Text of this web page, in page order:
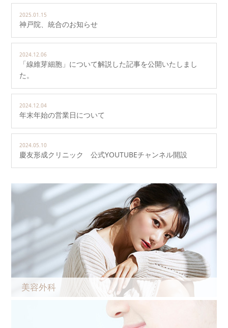
2025.01.15
神戸院、統合のお知らせ
2024.12.06
「線維芽細胞」について解説した記事を公開いたしまし
た。
2024.12.04
年末年始の営業日について
2024.05.10
慶友形成クリニック 公式YOUTUBEチャンネル開設
美容外科